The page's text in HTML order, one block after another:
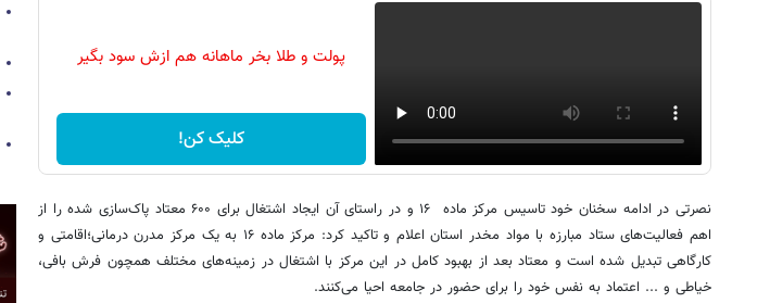
پولت و طلا بخر ماهانه هم ازش سود بگیر
کلیک کن!
نصرتی در ادامه سخنان خود تاسیس مرکز ماده ۱۶ و در راستای آن ایجاد اشتغال برای ۶۰۰ معتاد پاک‌سازی شده را از
اهم فعالیت‌های ستاد مبارزه با مواد مخدر استان اعلام و تاکید کرد: مرکز ماده ۱۶ به یک مرکز مدرن درمانی؛اقامتی و
کارگاهی تبدیل شده است و معتاد بعد از بهبود کامل در این مرکز با اشتغال در زمینه‌های مختلف همچون فرش بافی،
خیاطی و ... اعتماد به نفس خود را برای حضور در جامعه احیا می‌کنند.